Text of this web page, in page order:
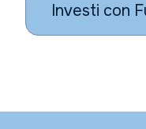
Investi con